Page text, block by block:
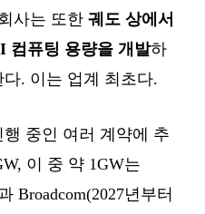
사는 또한 궤도 상에서
컴퓨팅 용량을 개발하
. 이는 업계 최초다.
중인 여러 계약에 추
이 중 약 1GW는
Broadcom(2027년부터